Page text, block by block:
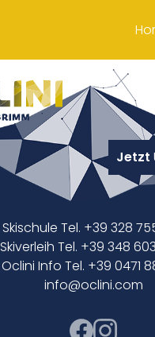
Jetzt
Skischule Tel. +39 328
Skiverleih Tel. +39 348
Oclini Info Tel. +39 0471
info@oclini.com